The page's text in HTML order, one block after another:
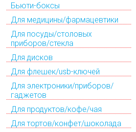
Бьюти-боксы
Для медицины/фармацевтики
Для посуды/столовых
приборов/стекла
Для дисков
Для флешек/usb-ключей
Для электроники/приборов/
гаджетов
Для продуктов/кофе/чая
Для тортов/конфет/шоколада